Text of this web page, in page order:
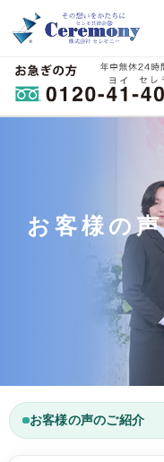
お客様の声
お客様の声のご紹介